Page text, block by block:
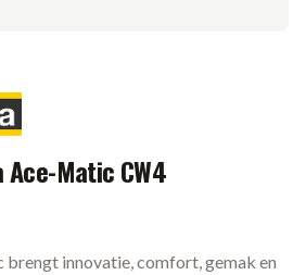
Ace-Matic CW4
innovatie, comfort, gemak en